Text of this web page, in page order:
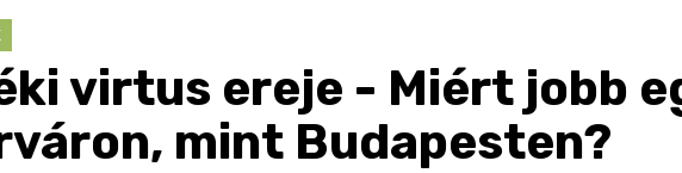
virtus ereje - Miért jobb
mint Budapesten?